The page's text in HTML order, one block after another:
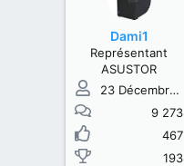
Dami1
Représentant
ASUSTOR
23 Décembre 2013
9 273
467
193